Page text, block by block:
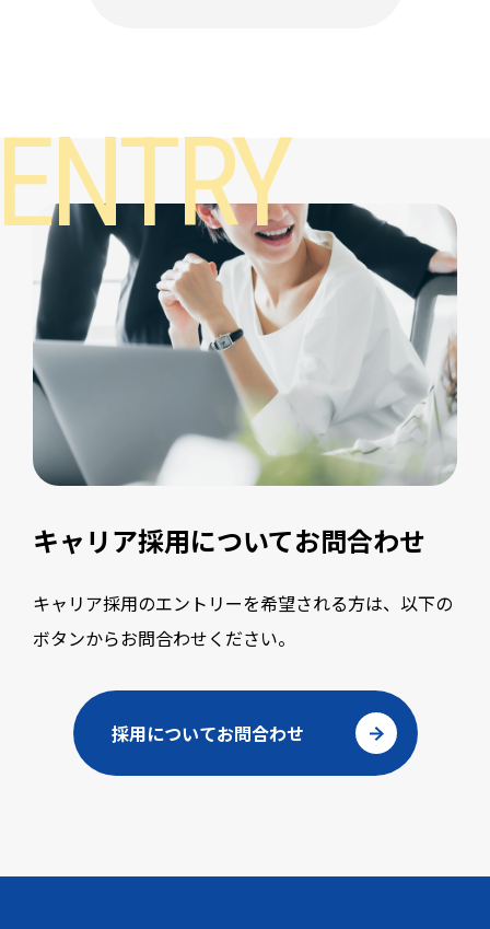
キャリア採用についてお問合わせ
キャリア採用のエントリーを希望される方は、以下の
ボタンからお問合わせください。
採用についてお問合わせ